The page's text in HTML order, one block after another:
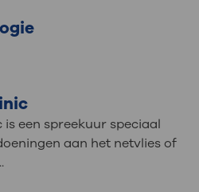
een spreekuur speciaal
aan het netvlies of